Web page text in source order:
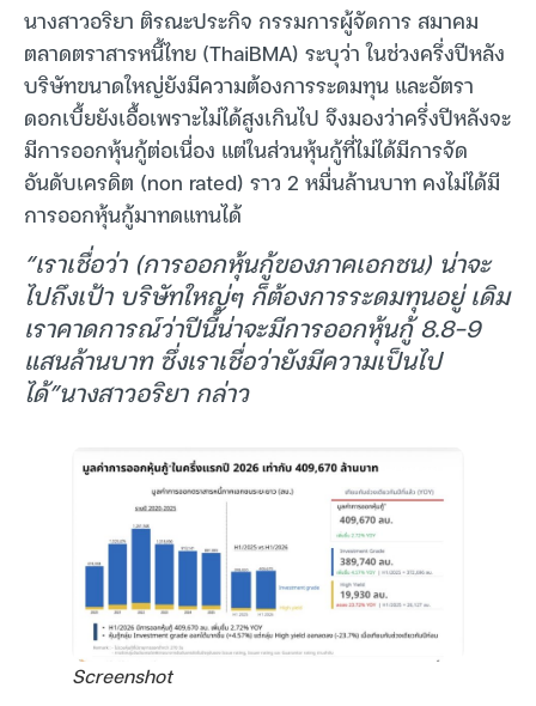
นางสาวอริยา ติรณะประกิจ กรรมการผู้จัดการ สมาคม
ตลาดตราสารหนี้ไทย (ThaiBMA) ระบุว่า ในช่วงครึ่งปีหลัง
บริษัทขนาดใหญ่ยังมีความต้องการระดมทุน และอัตรา
ดอกเบี้ยยังเอื้อเพราะไม่ได้สูงเกินไป จึงมองว่าครึ่งปีหลังจะ
มีการออกหุ้นกู้ต่อเนื่อง แต่ในส่วนหุ้นกู้ที่ไม่ได้มีการจัด
อันดับเครดิต (non rated) ราว 2 หมื่นล้านบาท คงไม่ได้มี
การออกหุ้นกู้มาทดแทนได้
“เราเชื่อว่า (การออกหุ้นกู้ของภาคเอกชน) น่าจะ
ไปถึงเป้า บริษัทใหญ่ๆ ก็ต้องการระดมทุนอยู่ เดิม
เราคาดการณ์ว่าปีนี้น่าจะมีการออกหุ้นกู้ 8.8-9
แสนล้านบาท ซึ่งเราเชื่อว่ายังมีความเป็นไป
ได้”นางสาวอริยา กล่าว
Screenshot